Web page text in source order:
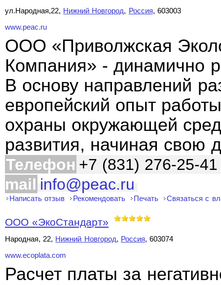
ул.Народная,22, Нижний Новгород, Россия, 603003
www.peac.ru
ООО «Приволжская
Компания» - динамично
В основу направлений
европейский опыт
охраны окружающей
развития, начиная свою
Телефон +7 (831) 276-25-41
mail info@peac.ru
Написать отзыв Рекомендовать Печать Связаться с
ООО «ЭкоСтандарт»
Народная, 22, Нижний Новгород, Россия, 603074
www.ecoplata.com
Расчет платы за